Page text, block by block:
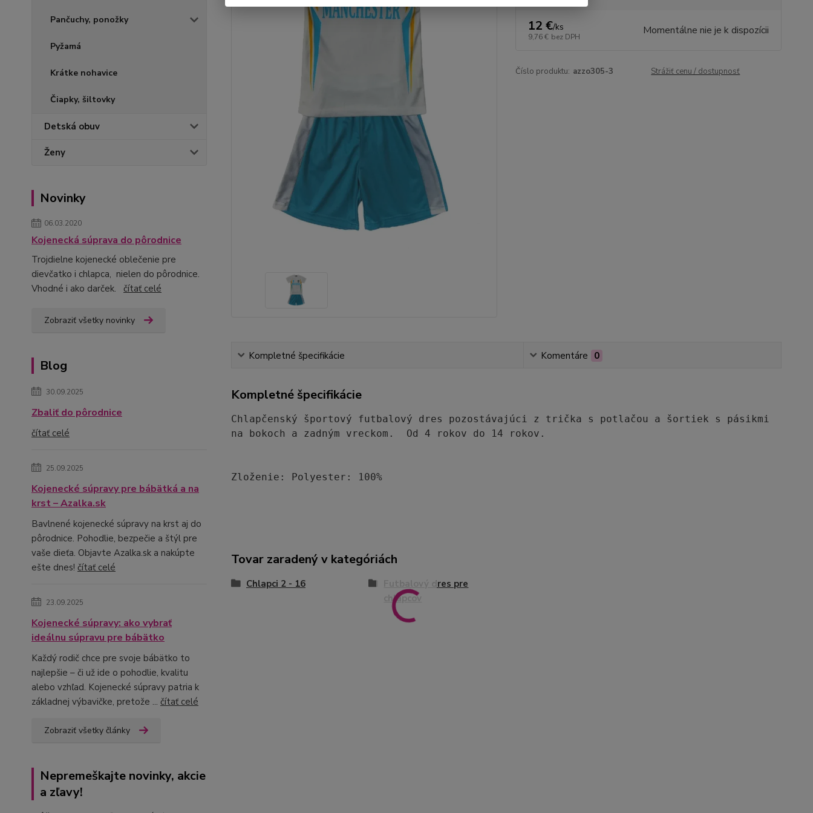
Pančuchy, ponožky
Pyžamá
Krátke nohavice
Čiapky, šiltovky
Detská obuv
Ženy
Novinky
06.03.2020
Kojenecká súprava do pôrodnice
Trojdielne kojenecké oblečenie pre
dievčatko i chlapca, nielen do pôrodnice.
Vhodné i ako darček. čítať celé
Zobraziť všetky novinky
Blog
30.09.2025
Zbaliť do pôrodnice
čítať celé
25.09.2025
Kojenecké súpravy pre bábätká a na
krst – Azalka.sk
Bavlnené kojenecké súpravy na krst aj do
pôrodnice. Pohodlie, bezpečie a štýl pre
vaše dieťa. Objavte Azalka.sk a nakúpte
ešte dnes! čítať celé
23.09.2025
Kojenecké súpravy: ako vybrať
ideálnu súpravu pre bábätko
Každý rodič chce pre svoje bábätko to
najlepšie – či už ide o pohodlie, kvalitu
alebo vzhľad. Kojenecké súpravy patria k
základnej výbavičke, pretože ... čítať celé
Zobraziť všetky články
Nepremeškajte novinky, akcie
a zľavy!
12 €/ks
9,76 € bez DPH Momentálne nie je k dispozícii
Číslo produktu: azzo305-3 Strážiť cenu / dostupnosť
Kompletné špecifikácie Komentáre 0
Kompletné špecifikácie
Chlapčenský športový futbalový dres pozostávajúci z trička s potlačou a šortiek s pásikmi
na bokoch a zadným vreckom.  Od 4 rokov do 14 rokov.
Zloženie: Polyester: 100%
Tovar zaradený v kategóriách
Chlapci 2 - 16
Futbalový dres pre
chlapcov